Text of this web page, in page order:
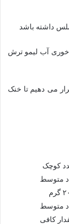
داشته باشد
شکر و ۱ قاشق غذاخوری آب لیمو ترش
می دهیم تا خنک
گرم
کافی